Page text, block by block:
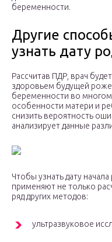
беременности.
Другие
узнать дату
Рассчитав ПДР, врач
здоровьем будущей
беременности во
особенности матери и
снизить вероятность
анализирует данные
Чтобы узнать дату
применяют не только
ряд других методов:
ультразвуковое